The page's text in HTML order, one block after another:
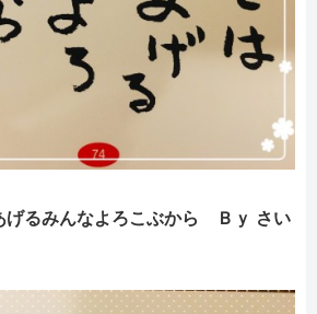
げるみんなよろこぶから Ｂｙ さい